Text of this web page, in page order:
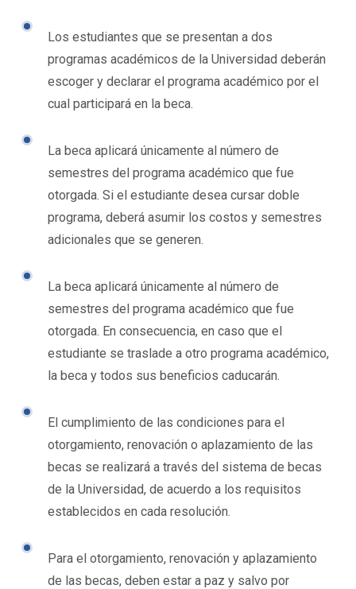
Los estudiantes que se presentan a dos
programas académicos de la Universidad deberán
escoger y declarar el programa académico por el
cual participará en la beca.
La beca aplicará únicamente al número de
semestres del programa académico que fue
otorgada. Si el estudiante desea cursar doble
programa, deberá asumir los costos y semestres
adicionales que se generen.
La beca aplicará únicamente al número de
semestres del programa académico que fue
otorgada. En consecuencia, en caso que el
estudiante se traslade a otro programa académico,
la beca y todos sus beneficios caducarán.
El cumplimiento de las condiciones para el
otorgamiento, renovación o aplazamiento de las
becas se realizará a través del sistema de becas
de la Universidad, de acuerdo a los requisitos
establecidos en cada resolución.
Para el otorgamiento, renovación y aplazamiento
de las becas, deben estar a paz y salvo por